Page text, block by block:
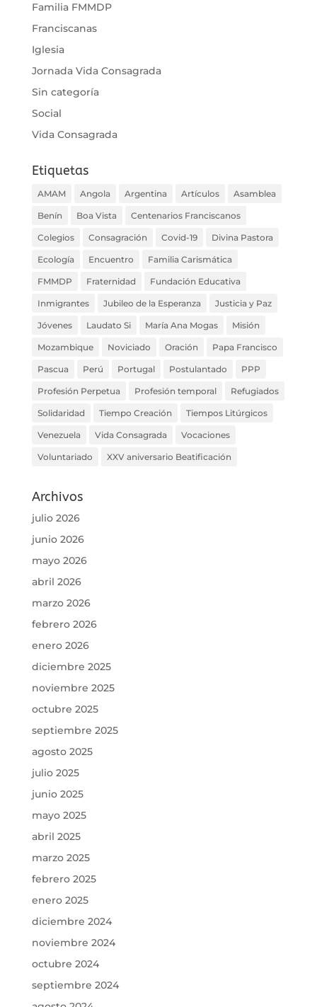
Familia FMMDP
Franciscanas
Iglesia
Jornada Vida Consagrada
Sin categoría
Social
Vida Consagrada
Etiquetas
AMAM Angola Argentina Artículos Asamblea
Benín Boa Vista Centenarios Franciscanos
Colegios Consagración Covid-19 Divina Pastora
Ecología Encuentro Familia Carismática
FMMDP Fraternidad Fundación Educativa
Inmigrantes Jubileo de la Esperanza Justicia y Paz
Jóvenes Laudato Si María Ana Mogas Misión
Mozambique Noviciado Oración Papa Francisco
Pascua Perú Portugal Postulantado PPP
Profesión Perpetua Profesión temporal Refugiados
Solidaridad Tiempo Creación Tiempos Litúrgicos
Venezuela Vida Consagrada Vocaciones
Voluntariado XXV aniversario Beatificación
Archivos
julio 2026
junio 2026
mayo 2026
abril 2026
marzo 2026
febrero 2026
enero 2026
diciembre 2025
noviembre 2025
octubre 2025
septiembre 2025
agosto 2025
julio 2025
junio 2025
mayo 2025
abril 2025
marzo 2025
febrero 2025
enero 2025
diciembre 2024
noviembre 2024
octubre 2024
septiembre 2024